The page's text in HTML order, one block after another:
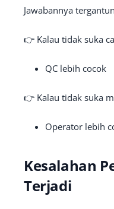
Jawabannya
👉 Kalau tidak suka
QC lebih cocok
👉 Kalau tidak suka
Operator lebih
Kesalahan
Terjadi